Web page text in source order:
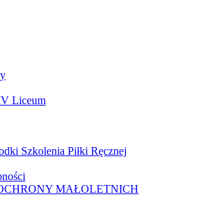
Liceum
Szkolenia Piłki Ręcznej
MAŁOLETNICH